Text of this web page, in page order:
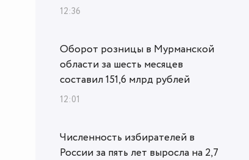
12:36
Оборот розницы в Мурманской
области за шесть месяцев
составил 151,6 млрд рублей
12:01
Численность избирателей в
России за пять лет выросла на 2,7